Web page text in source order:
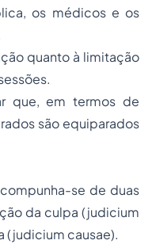
os médicos e os
quanto à limitação
em termos de
são equiparados
se de duas
da culpa (judicium
(judicium causae).